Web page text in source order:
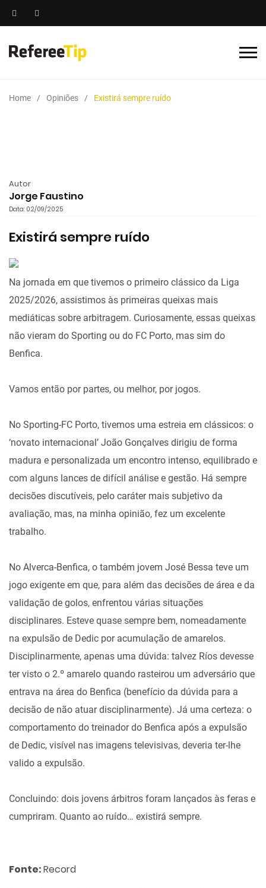
Home Opiniões Existirá sempre ruído
Autor
Jorge Faustino
Data: 02/09/2025
Existirá sempre ruído
Na jornada em que tivemos o primeiro clássico da Liga
2025/2026, assistimos às primeiras queixas mais
mediáticas sobre arbitragem. Curiosamente, essas queixas
não vieram do Sporting ou do FC Porto, mas sim do
Benfica.
Vamos então por partes, ou melhor, por jogos.
No Sporting-FC Porto, tivemos uma estreia em clássicos: o
‘novato internacional’ João Gonçalves dirigiu de forma
madura e personalizada um encontro intenso, equilibrado e
com alguns lances de difícil análise e gestão. Há sempre
decisões discutíveis, pelo caráter mais subjetivo da
avaliação, mas, na minha opinião, fez um excelente
trabalho.
No Alverca-Benfica, o também jovem José Bessa teve um
jogo exigente em que, para além das decisões de área e da
validação de golos, enfrentou várias situações
disciplinares. Esteve quase sempre bem, nomeadamente
na expulsão de Dedic por acumulação de amarelos.
Disciplinarmente, apenas uma dúvida: talvez Ríos devesse
ter visto o 2.º amarelo quando rasteirou um adversário que
entrava na área do Benfica (benefício da dúvida para a
decisão de não atuar disciplinarmente). Já uma certeza: o
comportamento do treinador do Benfica após a expulsão
de Dedic, visível nas imagens televisivas, deveria ter-lhe
valido a expulsão.
Concluindo: dois jovens árbitros foram lançados às feras e
cumpriram. Quanto ao ruído… existirá sempre.
Fonte:Record